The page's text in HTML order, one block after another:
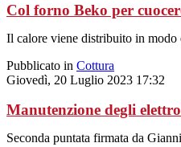
Col forno Beko per
Il calore viene distribuito in modo
Pubblicato in Cottura
Giovedì, 20 Luglio 2023 17:32
Manutenzione degli
Seconda puntata firmata da